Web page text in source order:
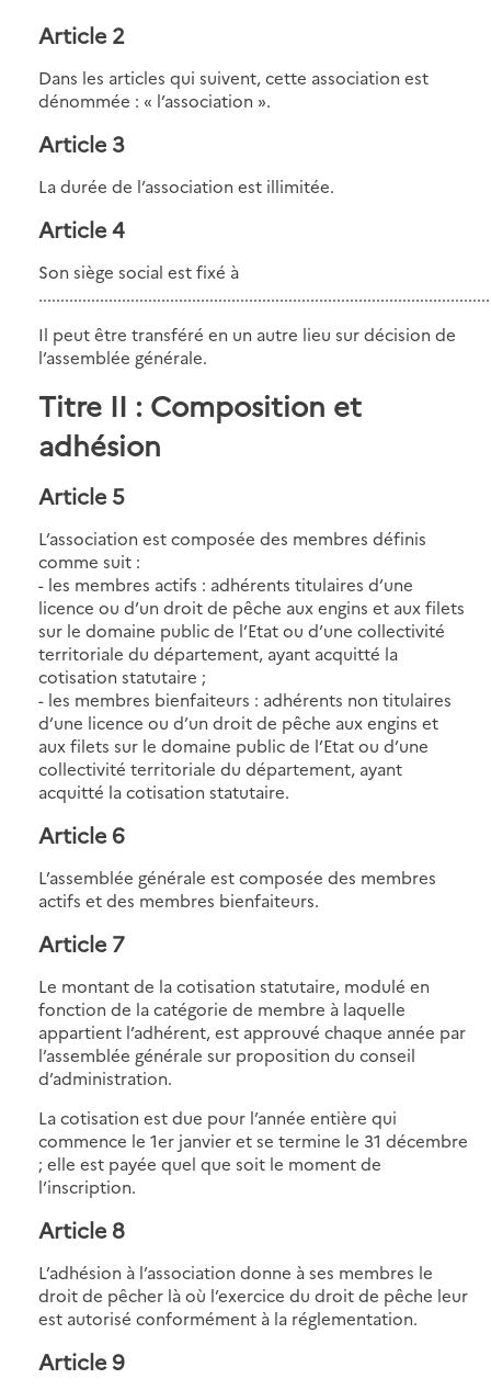
Article 2
Dans les articles qui suivent, cette association est
dénommée : « l’association ».
Article 3
La durée de l’association est illimitée.
Article 4
Son siège social est fixé à
Il peut être transféré en un autre lieu sur décision de
l’assemblée générale.
Titre II : Composition et
adhésion
Article 5
L’association est composée des membres définis
comme suit :
- les membres actifs : adhérents titulaires d’une
licence ou d’un droit de pêche aux engins et aux filets
sur le domaine public de l’Etat ou d’une collectivité
territoriale du département, ayant acquitté la
cotisation statutaire ;
- les membres bienfaiteurs : adhérents non titulaires
d’une licence ou d’un droit de pêche aux engins et
aux filets sur le domaine public de l’Etat ou d’une
collectivité territoriale du département, ayant
acquitté la cotisation statutaire.
Article 6
L’assemblée générale est composée des membres
actifs et des membres bienfaiteurs.
Article 7
Le montant de la cotisation statutaire, modulé en
fonction de la catégorie de membre à laquelle
appartient l’adhérent, est approuvé chaque année par
l’assemblée générale sur proposition du conseil
d’administration.
La cotisation est due pour l’année entière qui
commence le 1er janvier et se termine le 31 décembre
; elle est payée quel que soit le moment de
l’inscription.
Article 8
L’adhésion à l’association donne à ses membres le
droit de pêcher là où l’exercice du droit de pêche leur
est autorisé conformément à la réglementation.
Article 9